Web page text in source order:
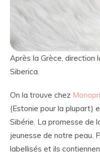
Après la Grèce, direction
Siberica.
On la trouve chez
(Estonie pour la plupart)
Sibérie. La promesse de
jeunesse de notre peau.
labellisés et ils